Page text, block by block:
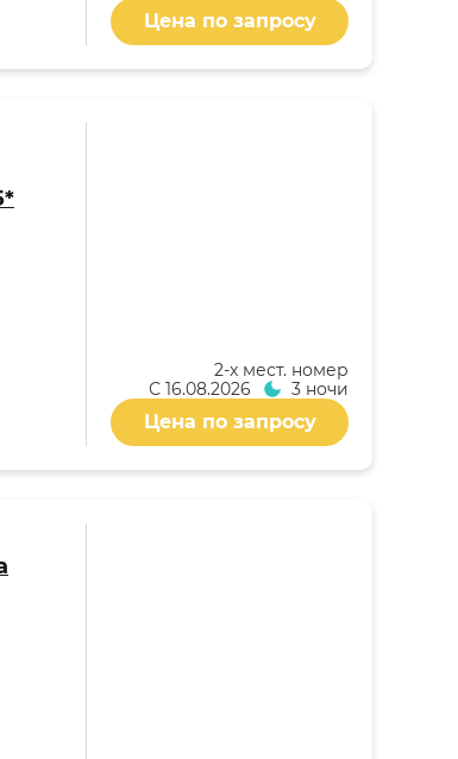
Цена по запросу
2-x мест. номер
С 16.08.2026 3 ночи
Цена по запросу